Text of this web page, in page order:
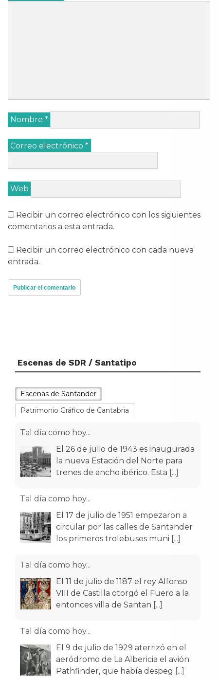
Nombre *
Correo electrónico *
Web
Recibir un correo electrónico con los siguientes
comentarios a esta entrada.
Recibir un correo electrónico con cada nueva
entrada.
Escenas de SDR / Santatipo
Escenas de Santander
Patrimonio Gráfico de Cantabria
Tal día como hoy...
El 26 de julio de 1943 es inaugurada
la nueva Estación del Norte para
trenes de ancho ibérico. Esta [...]
Tal día como hoy...
El 17 de julio de 1951 empezaron a
circular por las calles de Santander
los primeros trolebuses muni [...]
Tal día como hoy...
El 11 de julio de 1187 el rey Alfonso
VIII de Castilla otorgó el Fuero a la
entonces villa de Santan [...]
Tal día como hoy...
El 9 de julio de 1929 aterrizó en el
aeródromo de La Albericia el avión
Pathfinder, que había despeg [...]